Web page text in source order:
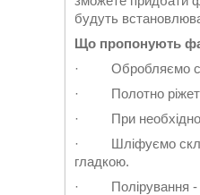
будуть
Що пропонують
· Обробляємо
· Полотно
· При
· Шліфуємо скло -
гладкою.
· Полірування -